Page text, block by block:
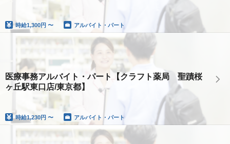
時給1,300円 〜 アルバイト・パート
医療事務アルバイト・パート【クラフト薬局 聖蹟桜
ヶ丘駅東口店/東京都】
時給1,230円 〜 アルバイト・パート